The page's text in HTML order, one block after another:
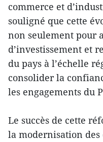
commerce et
souligné que cette
non seulement pour
d’investissement et
du pays à l’échelle
consolider la
les engagements du
Le succès de cette
la modernisation des